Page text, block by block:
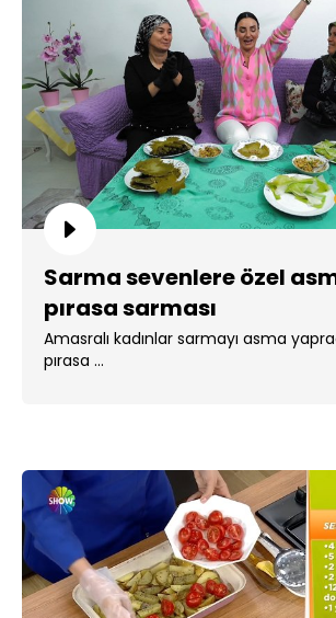
Sarma sevenlere özel
pırasa sarması
Amasralı kadınlar sarmayı asma
pırasa ...